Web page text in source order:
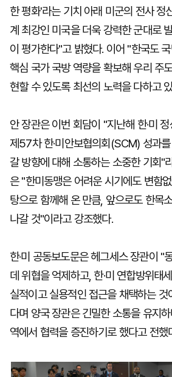
한 평화'라는 기치 아래 미군의 전사 정
계 최강인 미국을 더욱 강력한 군대로
이 평가한다"고 밝혔다. 이어 "한국도
핵심 국가 국방 역량을 확보해 우리 주
현할 수 있도록 최선의 노력을 다하고
안 장관은 이번 회담이 "지난해 한·미
제57차 한·미안보협의회(SCM) 성과
갈 방향에 대해 소통하는 소중한 기회"
은 "한미동맹은 어려운 시기에도 변함
탕으로 함께해 온 만큼, 앞으로도 한목
나갈 것"이라고 강조했다.
한·미 공동보도문은 헤그세스 장관이 "
데 위협을 억제하고, 한·미 연합방위태
실적이고 실용적인 접근을 채택하는
다며 양국 장관은 긴밀한 소통을 유지
역에서 협력을 증진하기로 했다고 전했